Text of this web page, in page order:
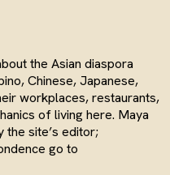
the Asian diaspora
Chinese, Japanese,
workplaces, restaurants,
of living here. Maya
the site’s editor;
go to